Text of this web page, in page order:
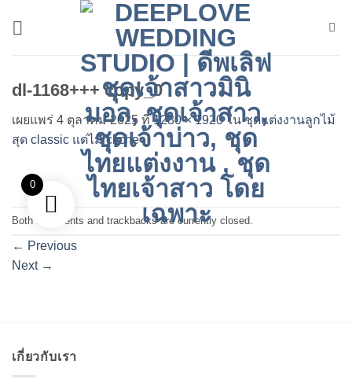
dl-1168+++ copy_0
เผยแพร่ 4 ตุลาคม 2025 ที่1280 × 1920ในชุดแต่งงานลูกไม้
สุด classic แต่ไม่​ cliche
Both comments and trackbacks are currently closed.
← Previous
Next →
เกี่ยวกับเรา
0